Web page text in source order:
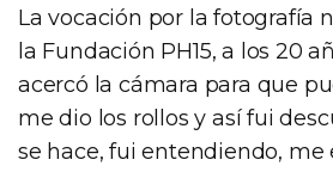
La vocación por la fotografía
la Fundación PH15, a los 20
acercó la cámara para que
me dio los rollos y así fui
se hace, fui entendiendo, me